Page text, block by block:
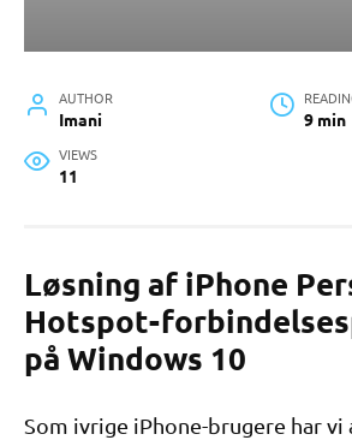
AUTHOR
Imani 9 min
VIEWS
11
Løsning af iPhone
Hotspot-
på Windows 10
Som ivrige iPhone-brugere har